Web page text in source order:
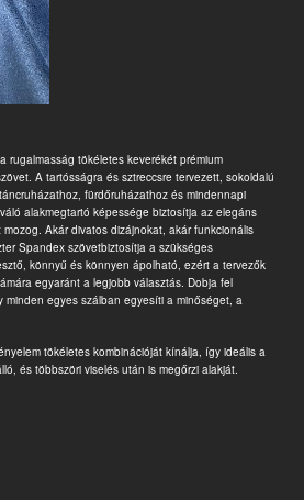
rugalmasság tökéletes keverékét prémium
. A tartósságra és sztreccsre tervezett, sokoldalú
fürdőruházathoz és mindennapi
alakmegtartó képessége biztosítja az elegáns
Akár divatos dizájnokat, akár funkcionális
Spandex szövetbiztosítja a szükséges
könnyű és könnyen ápolható, ezért a tervezők
egyaránt a legjobb választás. Dobja fel
minden egyes szálban egyesíti a minőséget, a
tökéletes kombinációját kínálja, így ideális a
és többszöri viselés után is megőrzi alakját.